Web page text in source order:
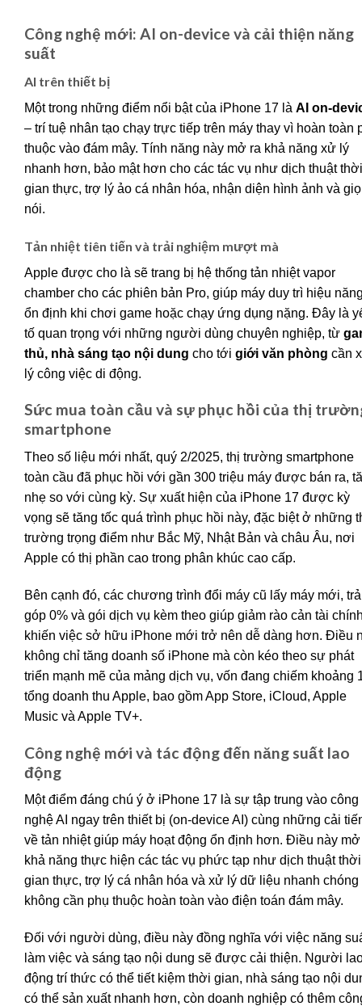
Công nghệ mới: AI on-device và cải thiện năng
suất
AI trên thiết bị
Một trong những điểm nổi bật của iPhone 17 là AI on-
– trí tuệ nhân tạo chạy trực tiếp trên máy thay vì hoàn toàn
thuộc vào đám mây. Tính năng này mở ra khả năng xử lý
nhanh hơn, bảo mật hơn cho các tác vụ như dịch thuật thời
gian thực, trợ lý ảo cá nhân hóa, nhận diện hình ảnh và
nói.
Tản nhiệt tiên tiến và trải nghiệm mượt mà
Apple được cho là sẽ trang bị hệ thống tản nhiệt vapor
chamber cho các phiên bản Pro, giúp máy duy trì hiệu
ổn định khi chơi game hoặc chạy ứng dụng nặng. Đây là
tố quan trọng với những người dùng chuyên nghiệp, từ
thủ, nhà sáng tạo nội dung cho tới giới văn phòng cần
lý công việc di động.
Sức mua toàn cầu và sự phục hồi của thị
smartphone
Theo số liệu mới nhất, quý 2/2025, thị trường smartphone
toàn cầu đã phục hồi với gần 300 triệu máy được bán ra,
nhẹ so với cùng kỳ. Sự xuất hiện của iPhone 17 được kỳ
vọng sẽ tăng tốc quá trình phục hồi này, đặc biệt ở những
trường trọng điểm như Bắc Mỹ, Nhật Bản và châu Âu, nơi
Apple có thị phần cao trong phân khúc cao cấp.
Bên cạnh đó, các chương trình đổi máy cũ lấy máy mới, trả
góp 0% và gói dịch vụ kèm theo giúp giảm rào cản tài
khiến việc sở hữu iPhone mới trở nên dễ dàng hơn. Điều
không chỉ tăng doanh số iPhone mà còn kéo theo sự phát
triển mạnh mẽ của mảng dịch vụ, vốn đang chiếm khoảng
tổng doanh thu Apple, bao gồm App Store, iCloud, Apple
Music và Apple TV+.
Công nghệ mới và tác động đến năng suất lao
động
Một điểm đáng chú ý ở iPhone 17 là sự tập trung vào công
nghệ AI ngay trên thiết bị (on-device AI) cùng những cải
về tản nhiệt giúp máy hoạt động ổn định hơn. Điều này
khả năng thực hiện các tác vụ phức tạp như dịch thuật thời
gian thực, trợ lý cá nhân hóa và xử lý dữ liệu nhanh chóng
không cần phụ thuộc hoàn toàn vào điện toán đám mây.
Đối với người dùng, điều này đồng nghĩa với việc năng
làm việc và sáng tạo nội dung sẽ được cải thiện. Người
động trí thức có thể tiết kiệm thời gian, nhà sáng tạo nội
có thể sản xuất nhanh hơn, còn doanh nghiệp có thêm